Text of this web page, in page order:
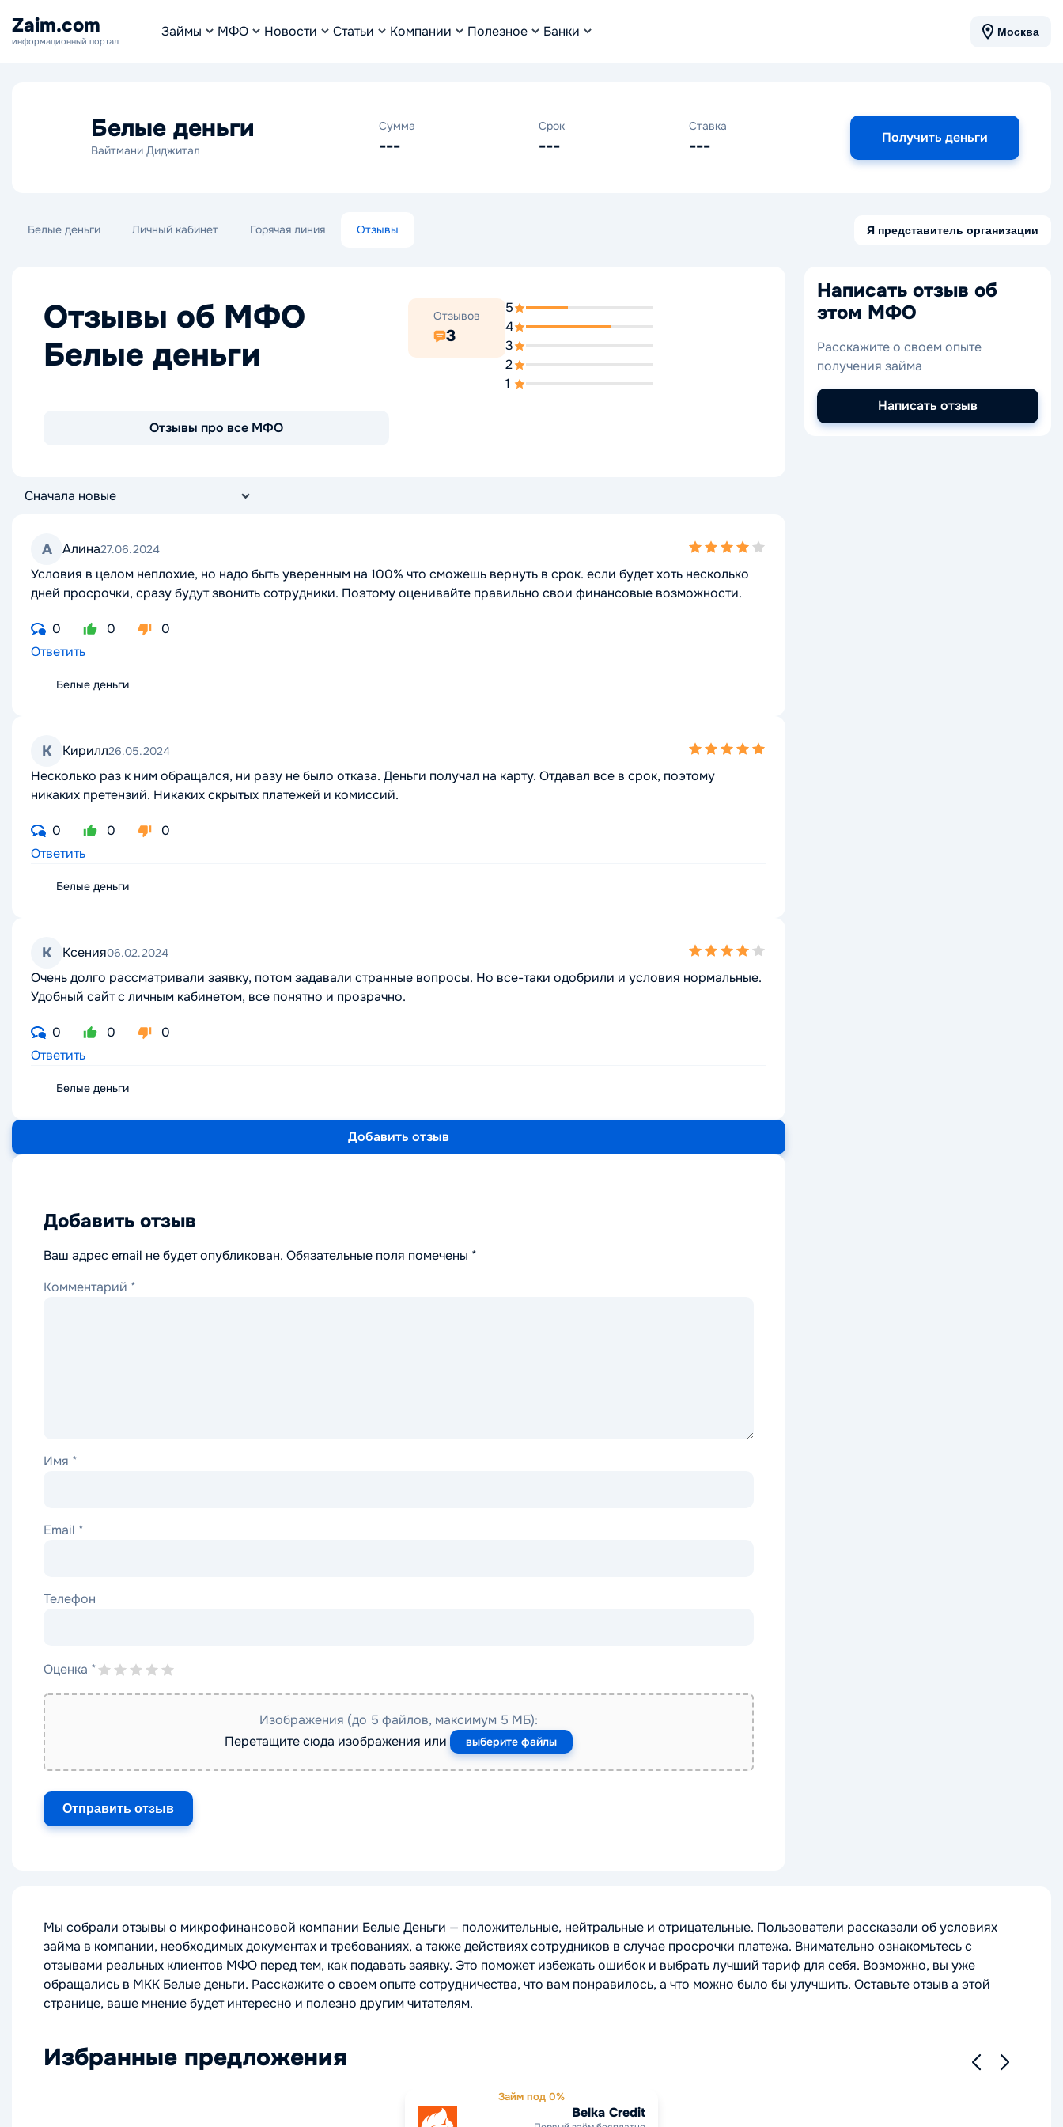
Zaim.com
информационный портал
Займы МФО Новости Статьи Компании Полезное Банки Москва
Белые деньги
Вайтмани Диджитал
Сумма
---
Срок
---
Ставка
--- Получить деньги
Белые деньги Личный кабинет Горячая линия Отзывы Я представитель организации
Отзывы об МФО
Белые деньги
Отзывы про все МФО
Отзывов
3
5
4
3
2
1
А Алина27.06.2024
4,0
Условия в целом неплохие, но надо быть уверенным на 100% что сможешь вернуть в срок. если будет хоть несколько
дней просрочки, сразу будут звонить сотрудники. Поэтому оценивайте правильно свои финансовые возможности.
0 0
0
Ответить
Белые деньги
К Кирилл26.05.2024
5,0
Несколько раз к ним обращался, ни разу не было отказа. Деньги получал на карту. Отдавал все в срок, поэтому
никаких претензий. Никаких скрытых платежей и комиссий.
0 0
0
Ответить
Белые деньги
К Ксения06.02.2024
4,0
Очень долго рассматривали заявку, потом задавали странные вопросы. Но все-таки одобрили и условия нормальные.
Удобный сайт с личным кабинетом, все понятно и прозрачно.
0 0
0
Ответить
Белые деньги
Добавить отзыв
Добавить отзыв
Ваш адрес email не будет опубликован. Обязательные поля помечены *
Комментарий *
Имя *
Email *
Телефон
Оценка *
Изображения (до 5 файлов, максимум 5 МБ):
Перетащите сюда изображения или
выберите файлы
Написать отзыв об
этом МФО
Расскажите о своем опыте
получения займа
Написать отзыв
Мы собрали отзывы о микрофинансовой компании Белые Деньги — положительные, нейтральные и отрицательные. Пользователи рассказали об условиях
займа в компании, необходимых документах и требованиях, а также действиях сотрудников в случае просрочки платежа. Внимательно ознакомьтесь с
отзывами реальных клиентов МФО перед тем, как подавать заявку. Это поможет избежать ошибок и выбрать лучший тариф для себя. Возможно, вы уже
обращались в МКК Белые деньги. Расскажите о своем опыте сотрудничества, что вам понравилось, а что можно было бы улучшить. Оставьте отзыв а этой
странице, ваше мнение будет интересно и полезно другим читателям.
Избранные предложения
Займ под 0%
Belka Credit